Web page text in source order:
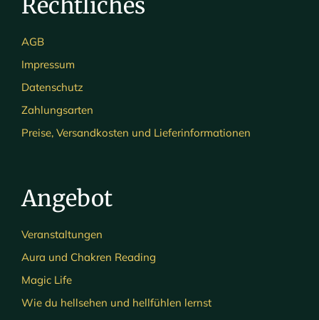
AGB
Impressum
Datenschutz
Zahlungsarten
Preise, Versandkosten und Lieferinformationen
Angebot
Veranstaltungen
Aura und Chakren Reading
Magic Life
Wie du hellsehen und hellfühlen lernst